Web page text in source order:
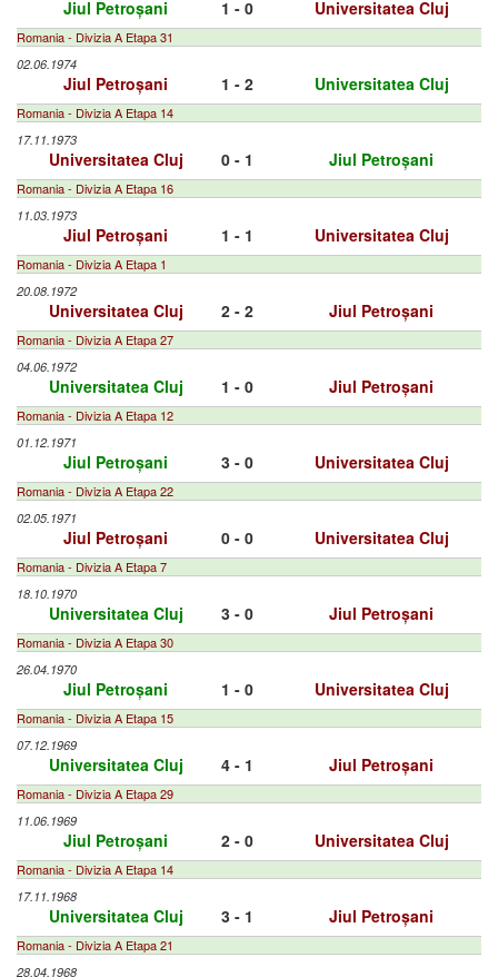
Jiul Petroșani 1 - 0 Universitatea Cluj
Romania - Divizia A Etapa 31
02.06.1974
Jiul Petroșani 1 - 2 Universitatea Cluj
Romania - Divizia A Etapa 14
17.11.1973
Universitatea Cluj 0 - 1 Jiul Petroșani
Romania - Divizia A Etapa 16
11.03.1973
Jiul Petroșani 1 - 1 Universitatea Cluj
Romania - Divizia A Etapa 1
20.08.1972
Universitatea Cluj 2 - 2 Jiul Petroșani
Romania - Divizia A Etapa 27
04.06.1972
Universitatea Cluj 1 - 0 Jiul Petroșani
Romania - Divizia A Etapa 12
01.12.1971
Jiul Petroșani 3 - 0 Universitatea Cluj
Romania - Divizia A Etapa 22
02.05.1971
Jiul Petroșani 0 - 0 Universitatea Cluj
Romania - Divizia A Etapa 7
18.10.1970
Universitatea Cluj 3 - 0 Jiul Petroșani
Romania - Divizia A Etapa 30
26.04.1970
Jiul Petroșani 1 - 0 Universitatea Cluj
Romania - Divizia A Etapa 15
07.12.1969
Universitatea Cluj 4 - 1 Jiul Petroșani
Romania - Divizia A Etapa 29
11.06.1969
Jiul Petroșani 2 - 0 Universitatea Cluj
Romania - Divizia A Etapa 14
17.11.1968
Universitatea Cluj 3 - 1 Jiul Petroșani
Romania - Divizia A Etapa 21
28.04.1968